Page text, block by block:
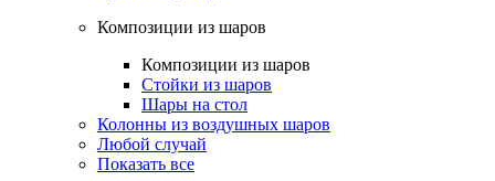
Композиции из шаров
Композиции из шаров
Стойки из шаров
Шары на стол
Колонны из воздушных шаров
Любой случай
Показать все